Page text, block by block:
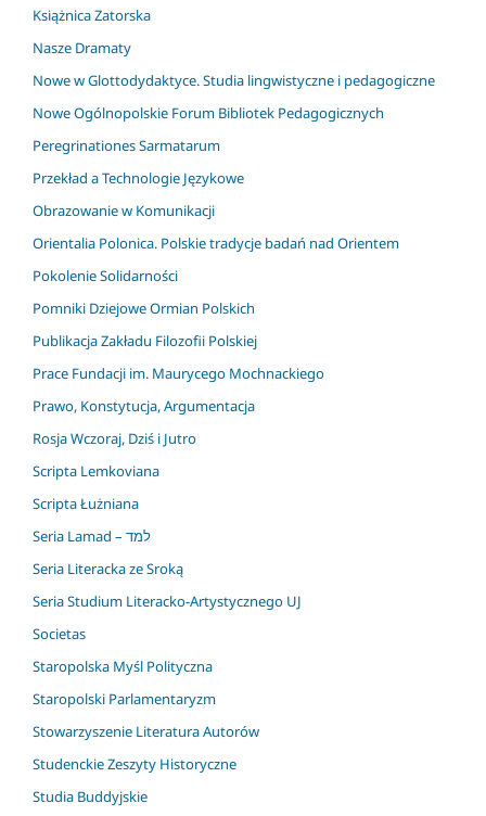
Książnica Zatorska
Nasze Dramaty
Nowe w Glottodydaktyce. Studia lingwistyczne i pedagogiczne
Nowe Ogólnopolskie Forum Bibliotek Pedagogicznych
Peregrinationes Sarmatarum
Przekład a Technologie Językowe
Obrazowanie w Komunikacji
Orientalia Polonica. Polskie tradycje badań nad Orientem
Pokolenie Solidarności
Pomniki Dziejowe Ormian Polskich
Publikacja Zakładu Filozofii Polskiej
Prace Fundacji im. Maurycego Mochnackiego
Prawo, Konstytucja, Argumentacja
Rosja Wczoraj, Dziś i Jutro
Scripta Lemkoviana
Scripta Łużniana
Seria Lamad – למד
Seria Literacka ze Sroką
Seria Studium Literacko-Artystycznego UJ
Societas
Staropolska Myśl Polityczna
Staropolski Parlamentaryzm
Stowarzyszenie Literatura Autorów
Studenckie Zeszyty Historyczne
Studia Buddyjskie